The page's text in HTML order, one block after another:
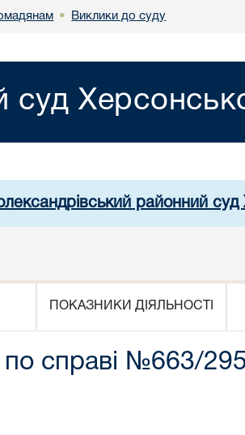
• Виклики до суду
районний суд
ПОКАЗНИКИ ДІЯЛЬНОСТІ
справі №663/